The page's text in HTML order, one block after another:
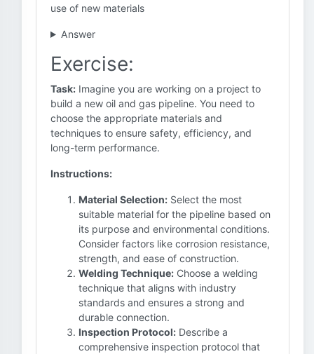
use of new materials
Answer
Exercise:
Task: Imagine you are working on a project to
build a new oil and gas pipeline. You need to
choose the appropriate materials and
techniques to ensure safety, efficiency, and
long-term performance.
Instructions:
Material Selection: Select the most
suitable material for the pipeline based on
its purpose and environmental conditions.
Consider factors like corrosion resistance,
strength, and ease of construction.
Welding Technique: Choose a welding
technique that aligns with industry
standards and ensures a strong and
durable connection.
Inspection Protocol: Describe a
comprehensive inspection protocol that